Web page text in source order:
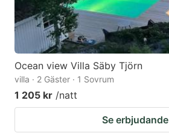
Ocean view Villa Säby Tjörn
villa · 2 Gäster · 1 Sovrum
1 205 kr /natt
Se erbjudande